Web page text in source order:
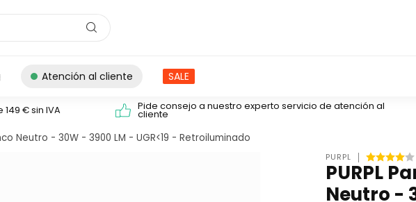
Atención al cliente SALE
€ sin IVA Pide consejo a nuestro experto servicio de atención al
cliente
Neutro - 30W - 3900 LM - UGR<19 - Retroiluminado
PURPL
PURPL
Neutro -